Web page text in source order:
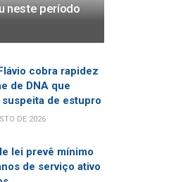
neste período
cobra rapidez
de DNA que
de estupro
DE 2026
lei prevê mínimo
de serviço ativo